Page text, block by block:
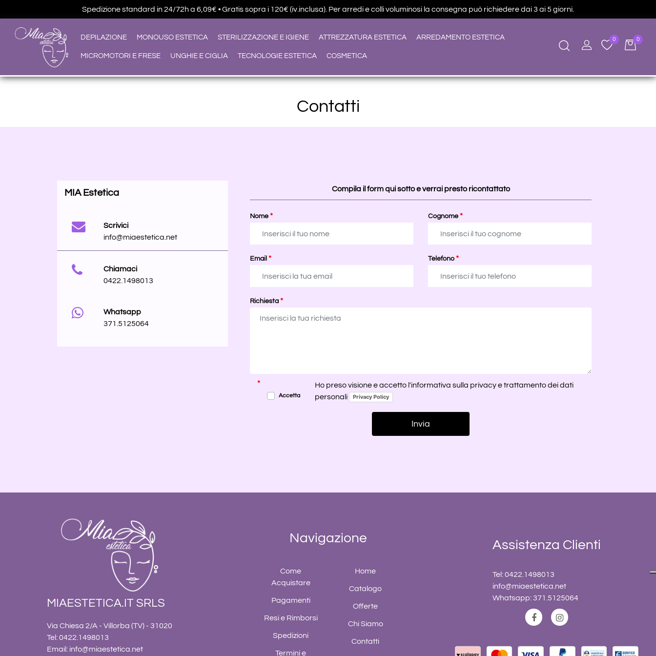
Spedizione standard in 24/72h a 6,09€ • Gratis sopra i 120€ (iv.inclusa). Per arredi e colli voluminosi la consegna può richiedere dai 3 ai 5 giorni.
DEPILAZIONE MONOUSO ESTETICA STERILIZZAZIONE E IGIENE ATTREZZATURA ESTETICA ARREDAMENTO ESTETICA
MICROMOTORI E FRESE UNGHIE E CIGLIA TECNOLOGIE ESTETICA COSMETICA
0 0
Contatti
MIA Estetica
Scrivici
info@miaestetica.net
Chiamaci
0422.1498013
Whatsapp
371.5125064
Compila il form qui sotto e verrai presto ricontattato
Nome * Cognome *
Email * Telefono *
Richiesta *
*
*
Accetta
Ho preso visione e accetto l'informativa sulla privacy e trattamento dei dati
personali
Privacy Policy
MIAESTETICA.IT SRLS
Via Chiesa 2/A - Villorba (TV) - 31020
Tel: 0422.1498013
Email: info@miaestetica.net
Navigazione
Come
Acquistare
Pagamenti
Resi e Rimborsi
Spedizioni
Termini e
Home
Catalogo
Offerte
Chi Siamo
Contatti
Assistenza Clienti
Tel: 0422.1498013
info@miaestetica.net
Whatsapp: 371.5125064